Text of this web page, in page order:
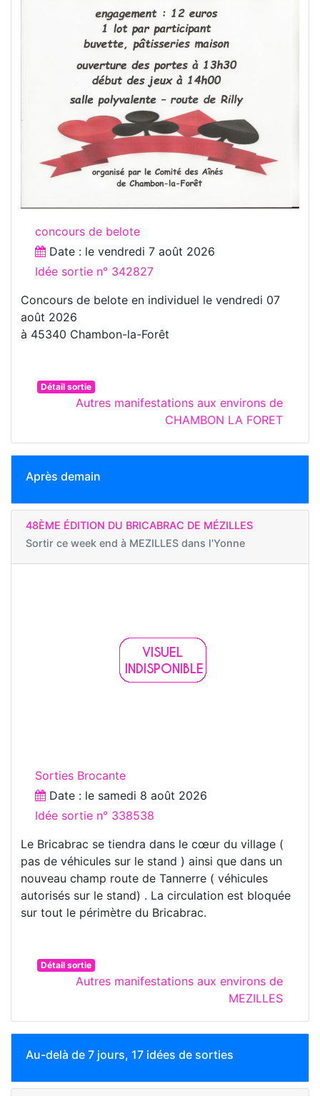
concours de belote
Date : le vendredi 7 août 2026
Idée sortie n° 342827
Concours de belote en individuel le vendredi 07
août 2026
à 45340 Chambon-la-Forêt
Détail sortie
Autres manifestations aux environs de
CHAMBON LA FORET
Après demain
48ÈME ÉDITION DU BRICABRAC DE MÉZILLES
Sortir ce week end à MEZILLES dans l'Yonne
Sorties Brocante
Date : le samedi 8 août 2026
Idée sortie n° 338538
Le Bricabrac se tiendra dans le cœur du village (
pas de véhicules sur le stand ) ainsi que dans un
nouveau champ route de Tannerre ( véhicules
autorisés sur le stand) . La circulation est bloquée
sur tout le périmètre du Bricabrac.
Détail sortie
Autres manifestations aux environs de
MEZILLES
Au-delà de 7 jours, 17 idées de sorties